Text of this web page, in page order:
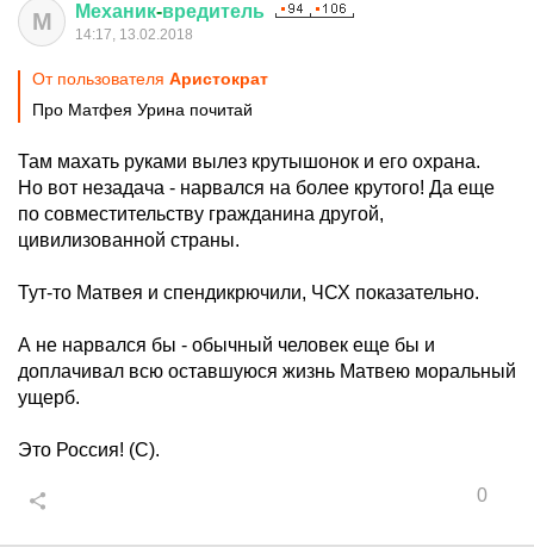
М Механик-вредитель
14:17, 13.02.2018
От пользователя Аристoкрат
Про Матфея Урина почитай
Там махать руками вылез крутышонок и его охрана.
Но вот незадача - нарвался на более крутого! Да еще
по совместительству гражданина другой,
цивилизованной страны.
Тут-то Матвея и спендикрючили, ЧСХ показательно.
А не нарвался бы - обычный человек еще бы и
доплачивал всю оставшуюся жизнь Матвею моральный
ущерб.
Это Россия! (С).
0